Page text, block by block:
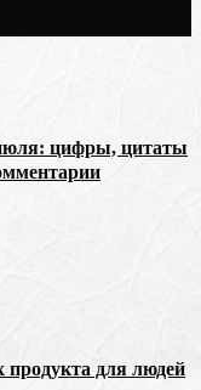
цифры, цитаты
продукта для людей